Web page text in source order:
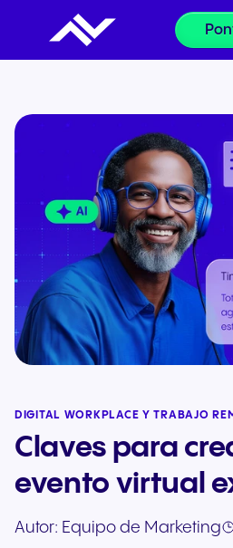
DIGITAL WORKPLACE Y TRABAJO
Claves para
evento virtual
Autor: Equipo de Marketing